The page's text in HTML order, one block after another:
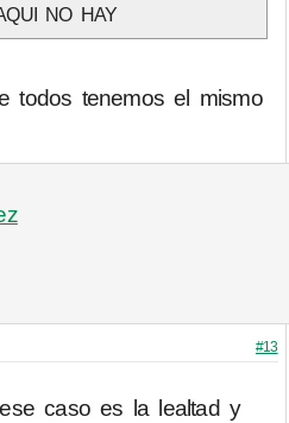
NO HAY
todos tenemos el mismo
#13
caso es la lealtad y